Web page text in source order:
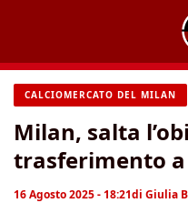
contenuto
CALCIOMERCATO DEL MILAN
Milan, salta
trasferimento
16 Agosto 2025 - 18:21di Giulia